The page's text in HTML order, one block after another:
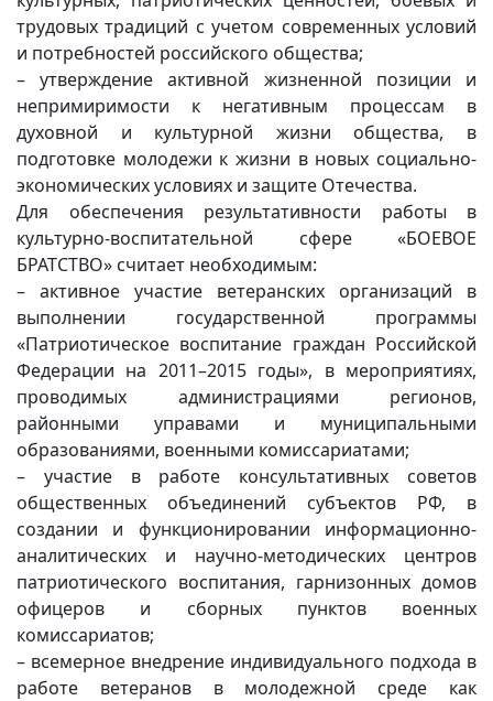
трудовых традиций с учетом современных условий
и потребностей российского общества;
– утверждение активной жизненной позиции и
непримиримости к негативным процессам в
духовной и культурной жизни общества, в
подготовке молодежи к жизни в новых социально-
экономических условиях и защите Отечества.
Для обеспечения результативности работы в
культурно-воспитательной сфере «БОЕВОЕ
БРАТСТВО» считает необходимым:
– активное участие ветеранских организаций в
выполнении государственной программы
«Патриотическое воспитание граждан Российской
Федерации на 2011–2015 годы», в мероприятиях,
проводимых администрациями регионов,
районными управами и муниципальными
образованиями, военными комиссариатами;
– участие в работе консультативных советов
общественных объединений субъектов РФ, в
создании и функционировании информационно-
аналитических и научно-методических центров
патриотического воспитания, гарнизонных домов
офицеров и сборных пунктов военных
комиссариатов;
– всемерное внедрение индивидуального подхода в
работе ветеранов в молодежной среде как